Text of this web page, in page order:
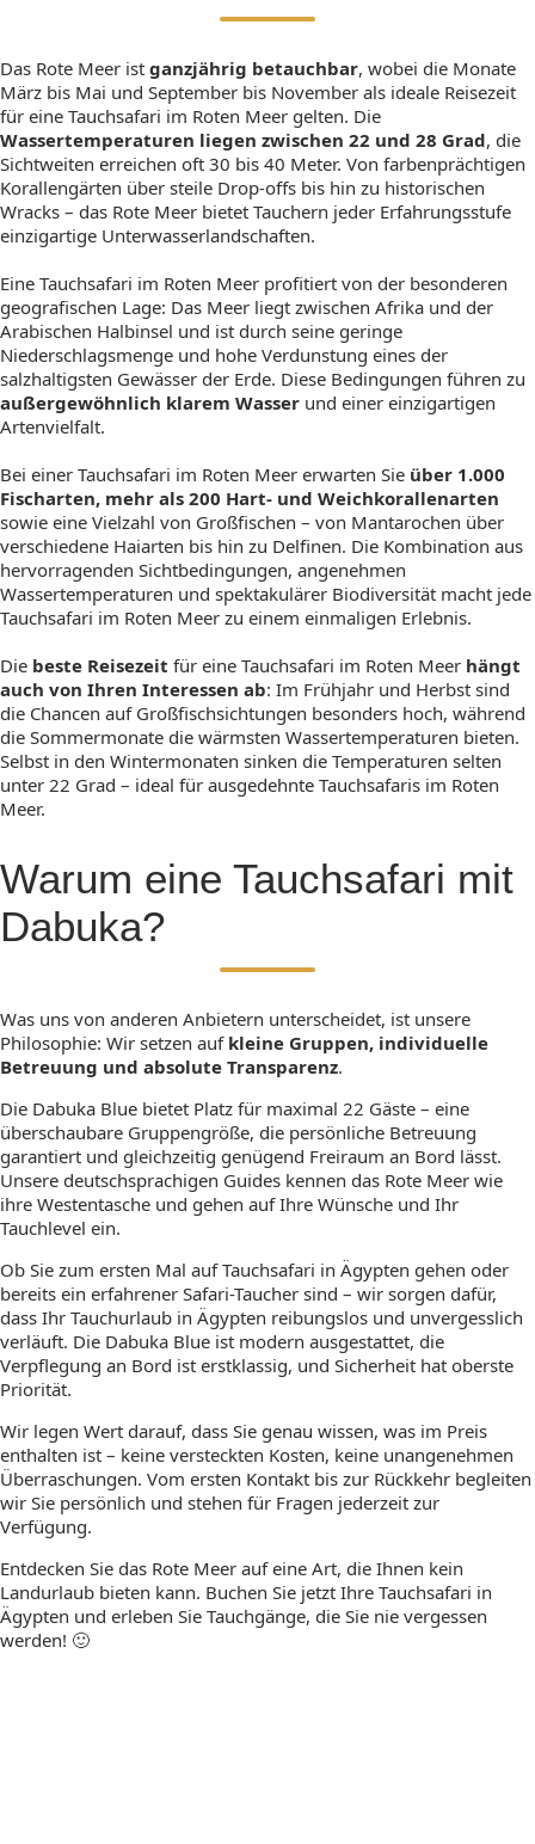
Das Rote Meer ist ganzjährig betauchbar, wobei die Monate
März bis Mai und September bis November als ideale Reisezeit
für eine Tauchsafari im Roten Meer gelten. Die
Wassertemperaturen liegen zwischen 22 und 28 Grad, die
Sichtweiten erreichen oft 30 bis 40 Meter. Von farbenprächtigen
Korallengärten über steile Drop-offs bis hin zu historischen
Wracks – das Rote Meer bietet Tauchern jeder Erfahrungsstufe
einzigartige Unterwasserlandschaften.
Eine Tauchsafari im Roten Meer profitiert von der besonderen
geografischen Lage: Das Meer liegt zwischen Afrika und der
Arabischen Halbinsel und ist durch seine geringe
Niederschlagsmenge und hohe Verdunstung eines der
salzhaltigsten Gewässer der Erde. Diese Bedingungen führen zu
außergewöhnlich klarem Wasser und einer einzigartigen
Artenvielfalt.
Bei einer Tauchsafari im Roten Meer erwarten Sie über 1.000
Fischarten, mehr als 200 Hart- und Weichkorallenarten
sowie eine Vielzahl von Großfischen – von Mantarochen über
verschiedene Haiarten bis hin zu Delfinen. Die Kombination aus
hervorragenden Sichtbedingungen, angenehmen
Wassertemperaturen und spektakulärer Biodiversität macht jede
Tauchsafari im Roten Meer zu einem einmaligen Erlebnis.
Die beste Reisezeit für eine Tauchsafari im Roten Meer hängt
auch von Ihren Interessen ab: Im Frühjahr und Herbst sind
die Chancen auf Großfischsichtungen besonders hoch, während
die Sommermonate die wärmsten Wassertemperaturen bieten.
Selbst in den Wintermonaten sinken die Temperaturen selten
unter 22 Grad – ideal für ausgedehnte Tauchsafaris im Roten
Meer.
Warum eine Tauchsafari mit
Dabuka?
Was uns von anderen Anbietern unterscheidet, ist unsere
Philosophie: Wir setzen auf kleine Gruppen, individuelle
Betreuung und absolute Transparenz.
Die Dabuka Blue bietet Platz für maximal 22 Gäste – eine
überschaubare Gruppengröße, die persönliche Betreuung
garantiert und gleichzeitig genügend Freiraum an Bord lässt.
Unsere deutschsprachigen Guides kennen das Rote Meer wie
ihre Westentasche und gehen auf Ihre Wünsche und Ihr
Tauchlevel ein.
Ob Sie zum ersten Mal auf Tauchsafari in Ägypten gehen oder
bereits ein erfahrener Safari-Taucher sind – wir sorgen dafür,
dass Ihr Tauchurlaub in Ägypten reibungslos und unvergesslich
verläuft. Die Dabuka Blue ist modern ausgestattet, die
Verpflegung an Bord ist erstklassig, und Sicherheit hat oberste
Priorität.
Wir legen Wert darauf, dass Sie genau wissen, was im Preis
enthalten ist – keine versteckten Kosten, keine unangenehmen
Überraschungen. Vom ersten Kontakt bis zur Rückkehr begleiten
wir Sie persönlich und stehen für Fragen jederzeit zur
Verfügung.
Entdecken Sie das Rote Meer auf eine Art, die Ihnen kein
Landurlaub bieten kann. Buchen Sie jetzt Ihre Tauchsafari in
Ägypten und erleben Sie Tauchgänge, die Sie nie vergessen
werden! 🙂